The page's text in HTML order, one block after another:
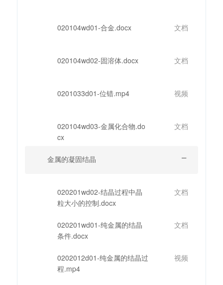
020104wd01-合金.docx 文档
020104wd02-固溶体.docx 文档
0201033d01-位错.mp4 视频
020104wd03-金属化合物.do
cx
文档
金属的凝固结晶
020201wd02-结晶过程中晶
粒大小的控制.docx
文档
020201wd01-纯金属的结晶
条件.docx
文档
0202012d01-纯金属的结晶过
程.mp4
视频